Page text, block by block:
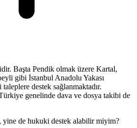
Başta Pendik olmak üzere Kartal,
gibi İstanbul Anadolu Yakası
destek sağlanmaktadır.
genelinde dava ve dosya takibi de
de hukuki destek alabilir miyim?